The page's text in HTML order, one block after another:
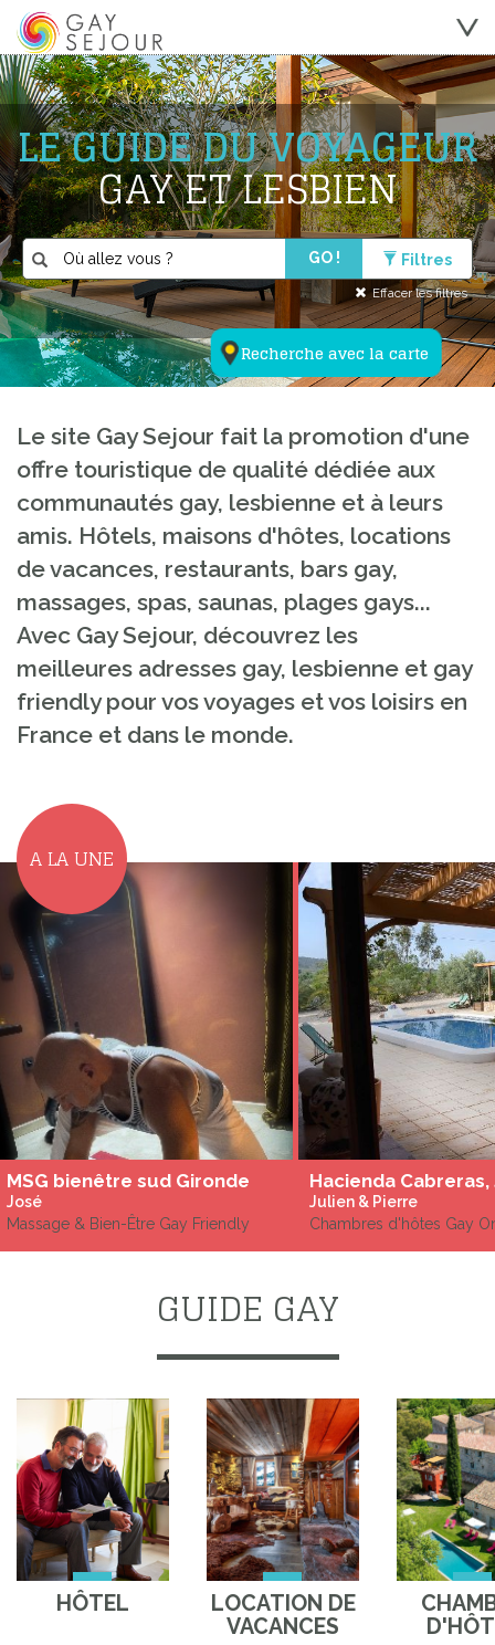
Recherche avec la carte
LE GUIDE DU VOYAGEUR
GAY ET LESBIEN
GO ! Filtres
Effacer les filtres
Le site Gay Sejour fait la promotion d'une
offre touristique de qualité dédiée aux
communautés gay, lesbienne et à leurs
amis. Hôtels, maisons d'hôtes, locations
de vacances, restaurants, bars gay,
massages, spas, saunas, plages gays...
Avec Gay Sejour, découvrez les
meilleures adresses gay, lesbienne et gay
friendly pour vos voyages et vos loisirs en
France et dans le monde.
A LA UNE
MSG bienêtre sud Gironde
José
Massage & Bien-Être Gay Friendly
Julien & Pierre
Chambres d'hôtes Gay
GUIDE GAY
HÔTEL
LOCATION DE
VACANCES